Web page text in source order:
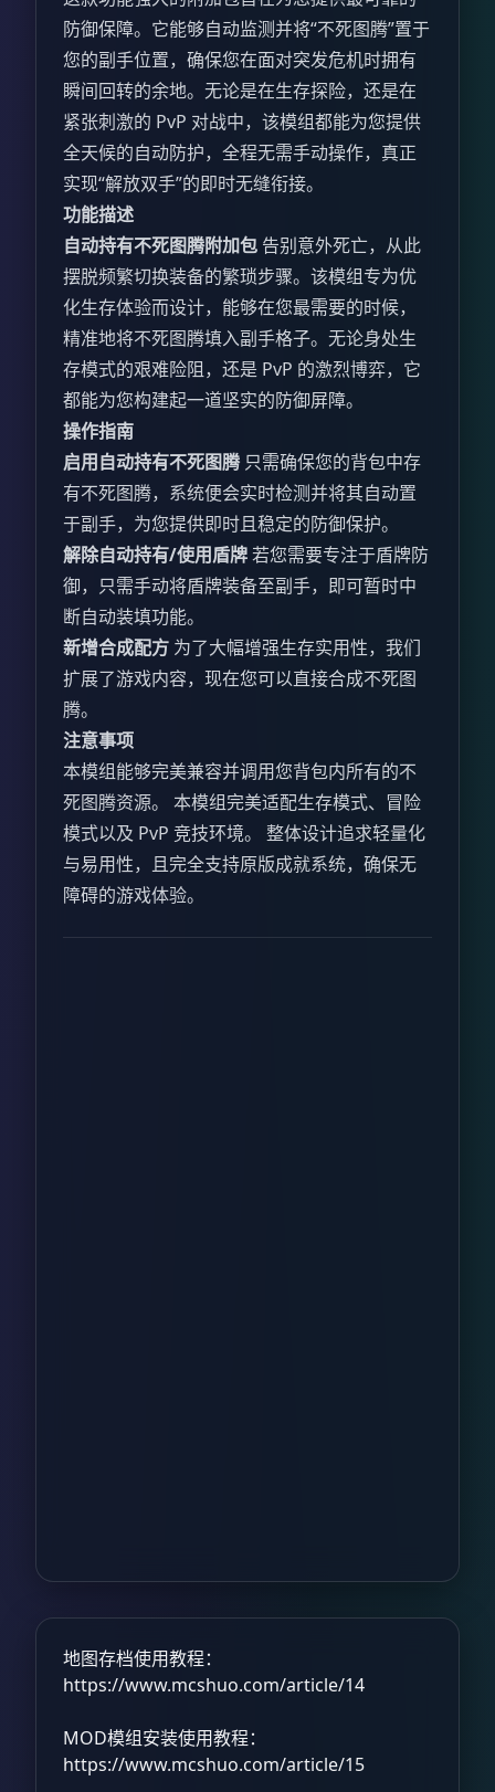
防御保障。它能够自动监测并将“不死图腾”置于
您的副手位置，确保您在面对突发危机时拥有
瞬间回转的余地。无论是在生存探险，还是在
紧张刺激的 PvP 对战中，该模组都能为您提供
全天候的自动防护，全程无需手动操作，真正
实现“解放双手”的即时无缝衔接。
功能描述
自动持有不死图腾附加包 告别意外死亡，从此
摆脱频繁切换装备的繁琐步骤。该模组专为优
化生存体验而设计，能够在您最需要的时候，
精准地将不死图腾填入副手格子。无论身处生
存模式的艰难险阻，还是 PvP 的激烈博弈，它
都能为您构建起一道坚实的防御屏障。
操作指南
启用自动持有不死图腾只需确保您的背包中存
有不死图腾，系统便会实时检测并将其自动置
于副手，为您提供即时且稳定的防御保护。
解除自动持有/使用盾牌若您需要专注于盾牌防
御，只需手动将盾牌装备至副手，即可暂时中
断自动装填功能。
新增合成配方 为了大幅增强生存实用性，我们
扩展了游戏内容，现在您可以直接合成不死图
腾。
注意事项
本模组能够完美兼容并调用您背包内所有的不
死图腾资源。 本模组完美适配生存模式、冒险
模式以及 PvP 竞技环境。 整体设计追求轻量化
与易用性，且完全支持原版成就系统，确保无
障碍的游戏体验。
地图存档使用教程：
https://www.mcshuo.com/article/14
MOD模组安装使用教程：
https://www.mcshuo.com/article/15